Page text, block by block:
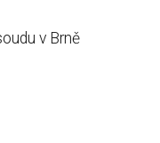
v Brně